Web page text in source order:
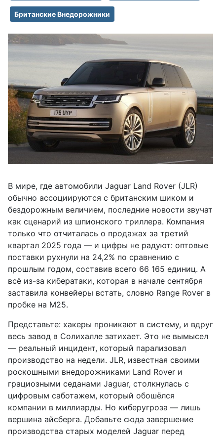
Британские Внедорожники
В мире, где автомобили Jaguar Land Rover (JLR)
обычно ассоциируются с британским шиком и
бездорожным величием, последние новости звучат
как сценарий из шпионского триллера. Компания
только что отчиталась о продажах за третий
квартал 2025 года — и цифры не радуют: оптовые
поставки рухнули на 24,2% по сравнению с
прошлым годом, составив всего 66 165 единиц. А
всё из-за кибератаки, которая в начале сентября
заставила конвейеры встать, словно Range Rover в
пробке на M25.
Представьте: хакеры проникают в систему, и вдруг
весь завод в Солихалле затихает. Это не вымысел
— реальный инцидент, который парализовал
производство на недели. JLR, известная своими
роскошными внедорожниками Land Rover и
грациозными седанами Jaguar, столкнулась с
цифровым саботажем, который обошёлся
компании в миллиарды. Но киберугроза — лишь
вершина айсберга. Добавьте сюда завершение
производства старых моделей Jaguar перед